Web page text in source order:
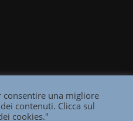
consentire una migliore
contenuti. Clicca sul
cookies."